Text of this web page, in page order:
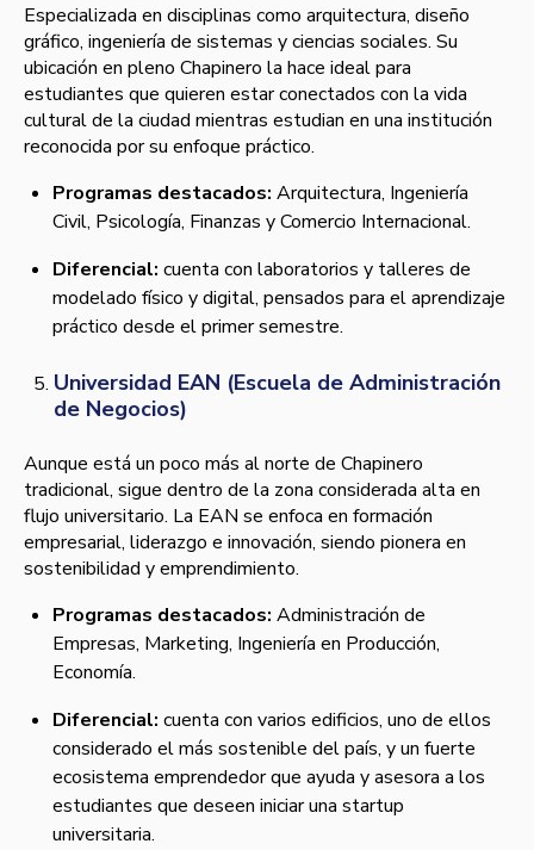
Especializada en disciplinas como arquitectura, diseño
gráfico, ingeniería de sistemas y ciencias sociales. Su
ubicación en pleno Chapinero la hace ideal para
estudiantes que quieren estar conectados con la vida
cultural de la ciudad mientras estudian en una institución
reconocida por su enfoque práctico.
Programas destacados: Arquitectura, Ingeniería
Civil, Psicología, Finanzas y Comercio Internacional.
Diferencial: cuenta con laboratorios y talleres de
modelado físico y digital, pensados para el aprendizaje
práctico desde el primer semestre.
Universidad EAN (Escuela de Administración
de Negocios)
Aunque está un poco más al norte de Chapinero
tradicional, sigue dentro de la zona considerada alta en
flujo universitario. La EAN se enfoca en formación
empresarial, liderazgo e innovación, siendo pionera en
sostenibilidad y emprendimiento.
Programas destacados: Administración de
Empresas, Marketing, Ingeniería en Producción,
Economía.
Diferencial: cuenta con varios edificios, uno de ellos
considerado el más sostenible del país, y un fuerte
ecosistema emprendedor que ayuda y asesora a los
estudiantes que deseen iniciar una startup
universitaria.